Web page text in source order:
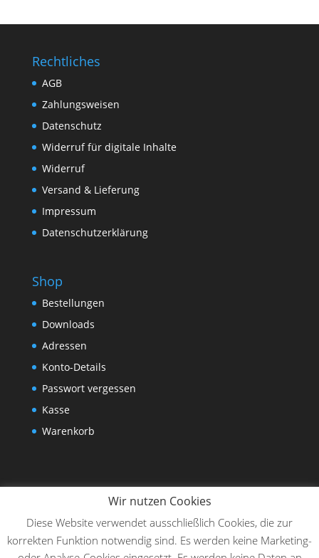
Rechtliches
AGB
Zahlungsweisen
Datenschutz
Widerruf für digitale Inhalte
Widerruf
Versand & Lieferung
Impressum
Datenschutzerklärung
Shop
Bestellungen
Downloads
Adressen
Konto-Details
Passwort vergessen
Kasse
Warenkorb
Wir nutzen Cookies
Diese Website verwendet ausschließlich Cookies, die zur
korrekten Funktion notwendig sind. Es werden keine Marketing-